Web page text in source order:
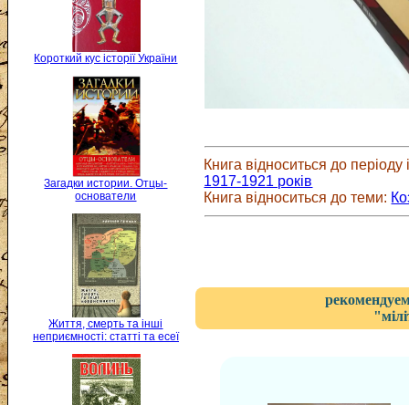
Короткий кус історії України
Загадки истории. Отцы-
основатели
Життя, смерть та інші
неприємності: статті та есеї
Книга відноситься до періоду
1917-1921 років
Книга відноситься до теми: